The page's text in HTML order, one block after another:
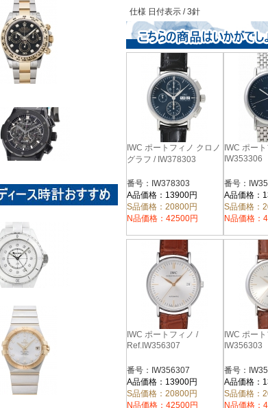
仕様 日付表示 / 3針
IWC ポートフィノ クロノ
グラフ / IW378303
番号：IW378303
A品価格：13900円
S品価格：20800円
N品価格：42500円
IWC ポー
IW353306
番号：
A品価格：
S品価格：
N品価格：
IWC ポートフィノ /
Ref.IW356307
番号：IW356307
A品価格：13900円
S品価格：20800円
N品価格：42500円
IWC ポー
IW356303
番号：
A品価格：
S品価格：
N品価格：